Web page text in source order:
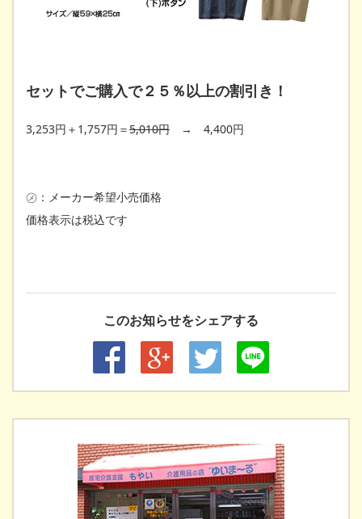
セットでご購入で２５％以上の割引き！
3,253円＋1,757円＝5,010円→ 4,400円
㋱：メーカー希望小売価格
価格表示は税込です
このお知らせをシェアする